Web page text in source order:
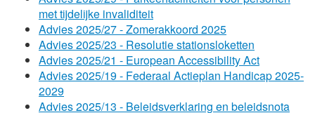
met tijdelijke invaliditeit
Advies 2025/27 - Zomerakkoord 2025
Advies 2025/23 - Resolutie stationsloketten
Advies 2025/21 - European Accessibility Act
Advies 2025/19 - Federaal Actieplan Handicap 2025-
2029
Advies 2025/13 - Beleidsverklaring en beleidsnota